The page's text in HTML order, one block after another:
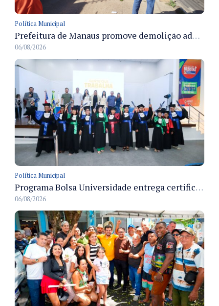
Política Municipal
Prefeitura de Manaus promove demolição administrativa de cinco estruturas que ocupavam calçada pública
06/08/2026
Política Municipal
Programa Bolsa Universidade entrega certificados a formandos em Manaus na sede do Executivo municipal
06/08/2026